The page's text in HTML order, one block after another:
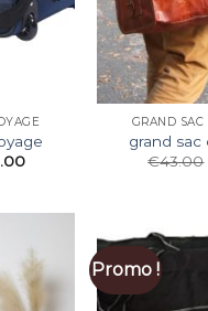
GRAND
grand sac
€43.00
Promo !